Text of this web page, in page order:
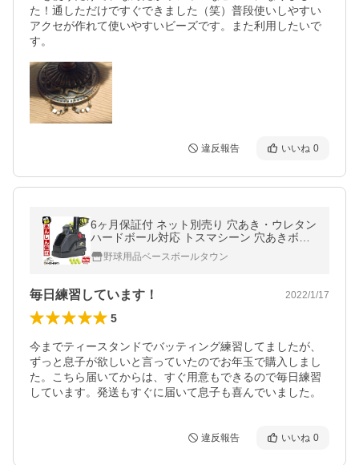
た！通しただけですぐできました（笑）普段使いしやすい
アクセが作れて使いやすいビーズです。また利用したいで
す。
違反報告 いいね 0
6ヶ月保証付 ネット別売り 穴あき・ウレタン
ハードボール対応 トスマシーン 穴あきボー
ル6個入り トスマシン トレーニング FTM-25
3
野球用品ベースボールタウン
毎日練習しています！ 2022/1/17
5
今までティースタンドでバッティング練習してましたが、
ずっと息子が欲しいと言っていたのでお年玉で購入しまし
た。こちら届いてからは、すぐ用意もできるので毎日練習
しています。発送もすぐに届いて息子も喜んでいました。
違反報告 いいね 0